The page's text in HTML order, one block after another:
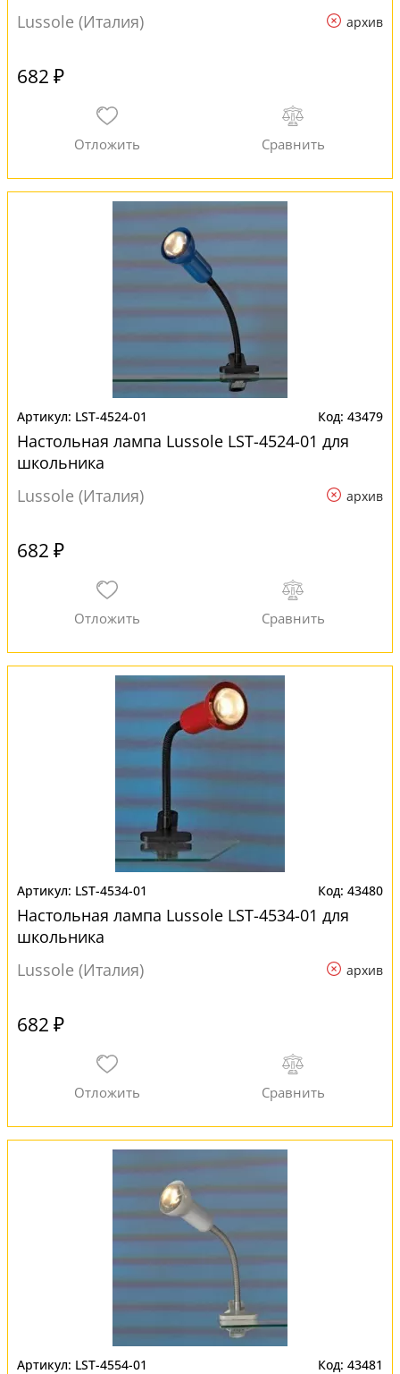
Lussole (Италия) архив
682 ₽
LST-4524-01 43479
Настольная лампа Lussole LST-4524-01 для
школьника
Lussole (Италия)
архив
682 ₽
LST-4534-01 43480
Настольная лампа Lussole LST-4534-01 для
школьника
Lussole (Италия)
архив
682 ₽
LST-4554-01 43481